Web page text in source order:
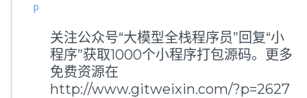
p
关注公众号“大模型全栈程序员”回复“小
程序”获取1000个小程序打包源码。更多
免费资源在
http://www.gitweixin.com/?p=2627